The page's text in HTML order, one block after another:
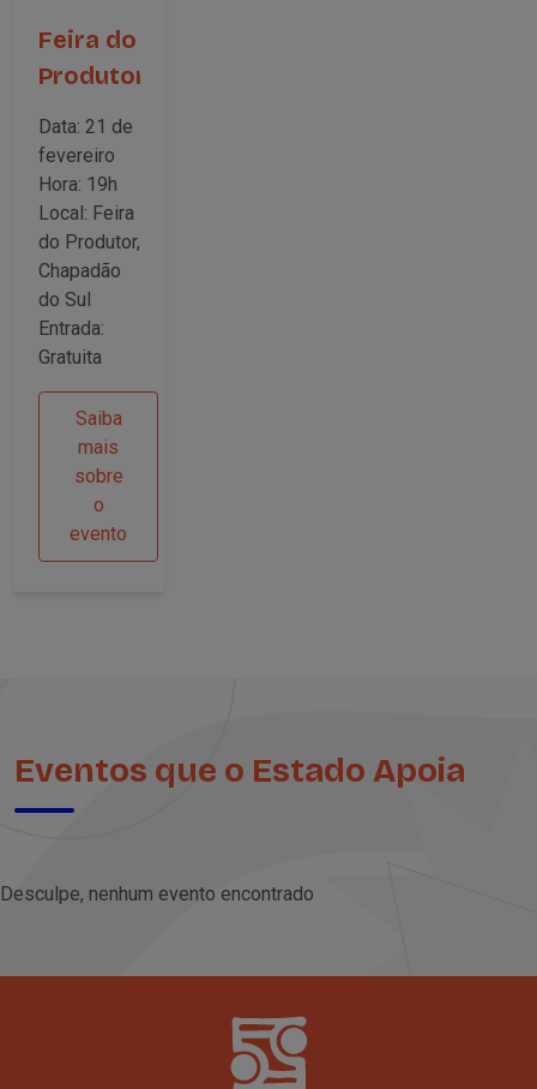
Feira do
Produtor
|
Chapadão
do Sul
Data: 21 de
fevereiro
Hora: 19h
Local: Feira
do Produtor,
Chapadão
do Sul
Entrada:
Gratuita
Saiba
mais
sobre
o
evento
Eventos que o Estado Apoia
Desculpe, nenhum evento encontrado